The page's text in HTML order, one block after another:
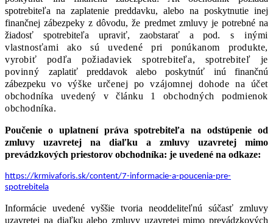
spotrebiteľa na zaplatenie preddavku, alebo na poskytnutie inej
finančnej zábezpeky z dôvodu, že predmet zmluvy je potrebné na
žiadosť spotrebiteľa upraviť, zaobstarať a pod. s inými
vlastnosťami ako sú uvedené pri ponúkanom produkte,
vyrobiť podľa požiadaviek spotrebiteľa, spotrebiteľ je
povinný zaplatiť preddavok alebo poskytnúť inú
finančnú
zábezpeku vo výške určenej po vzájomnej dohode na účet
obchodníka uvedený v článku 1 obchodných podmienok
obchodníka.
Poučenie o uplatnení práva spotrebiteľa na odstúpenie od
zmluvy uzavretej na diaľku a zmluvy uzavretej mimo
prevádzkových priestorov obchodníka: je uvedené na odkaze:
https://krmivaforis.sk/content/7-informacie-a-poucenia-pre-
spotrebitela
Informácie uvedené vyššie tvoria neoddeliteľnú súčasť zmluvy
uzavretej na diaľku alebo zmluvy uzavretej mimo prevádzkových